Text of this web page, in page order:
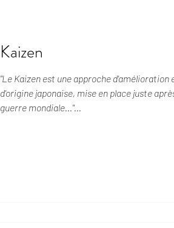
Kaizen
"Le Kaizen est une approche d'amélioration
d'origine japonaise, mise en place juste après la deuxième
guerre mondiale..."...